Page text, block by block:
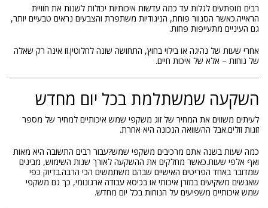
רבים מופתעים לגלות עד כמה עדשות איכותיות יכולות לשנות את חוויית
הראייה.כאשר הסנוור פוחת, הניגודיות משתפרת והצבעים נראים טבעיים יותר,
גם העיניים מתעייפות פחות.
אחרי שעות של נהיגה או בילוי בחוץ, התחושה שונה לחלוטין.זו אינה רק שאלה
של נוחות – אלא של איכות חיים.
השקעה שמשתלמת בכל יום מחדש
לעיתים משווים את המחיר של זוג משקפי שמש איכותיים למחיר של מספר
זוגות זולים.אבל ההשוואה הנכונה היא אחרת.
כמה שעות בשנה אתם מרכיבים משקפי שמש?עבור רבים התשובה היא מאות
ואף אלפי שעות.כאשר מחלקים את ההשקעה לאורך שנות השימוש, מבינים
שמדובר באחד הפריטים האישיים שבהם משתמשים הכי הרבה.בדיוק כפי
שאנשים משקיעים במזרן איכותי או בכיסא עבודה ארגונומי, כך גם משקפי
שמש איכותיים משפיעים על הנוחות בכל יום מחדש.